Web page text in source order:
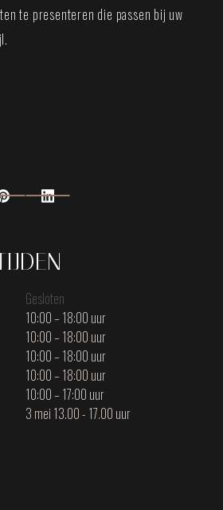
te presenteren die passen bij uw
Gesloten
10:00 – 18:00 uur
10:00 – 18:00 uur
10:00 – 18:00 uur
10:00 – 18:00 uur
10:00 – 17:00 uur
3 mei 13.00 - 17.00 uur